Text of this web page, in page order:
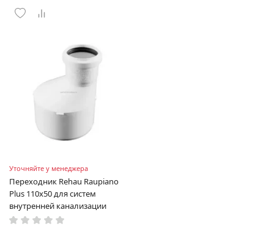
Уточняйте у менеджера
Переходник Rehau Raupiano
Plus 110х50 для систем
внутренней канализации